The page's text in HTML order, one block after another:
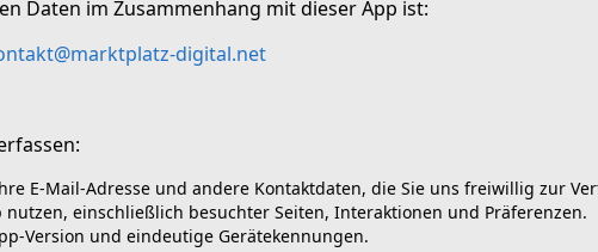
Daten im Zusammenhang mit dieser App ist:
digital.net
E-Mail-Adresse und andere Kontaktdaten, die Sie uns freiwillig zur
einschließlich besuchter Seiten, Interaktionen und Präferenzen.
Version und eindeutige Gerätekennungen.